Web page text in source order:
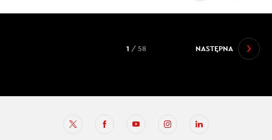
NASTĘPNA
1 / 58